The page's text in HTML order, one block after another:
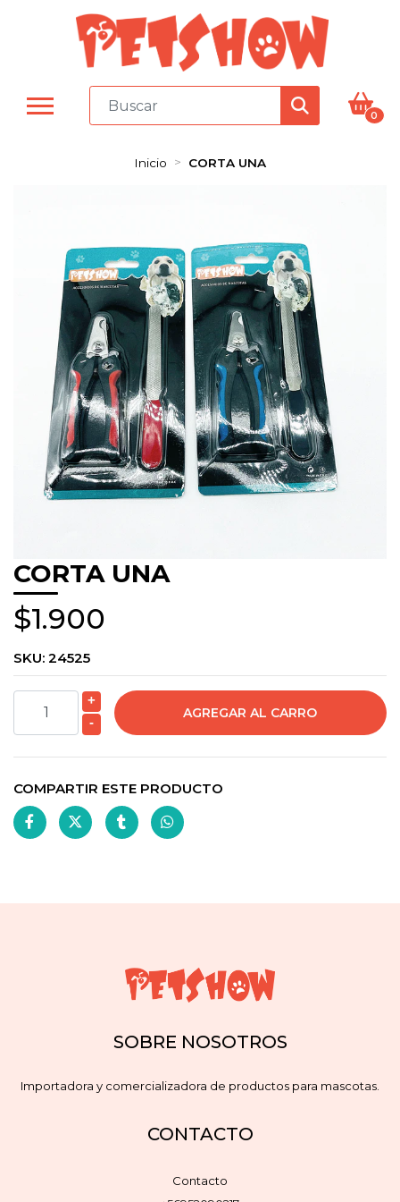
0
Inicio CORTA UNA
CORTA UNA
$1.900
SKU: 24525
+
-
COMPARTIR ESTE PRODUCTO
SOBRE NOSOTROS
Importadora y comercializadora de productos para mascotas.
CONTACTO
Contacto